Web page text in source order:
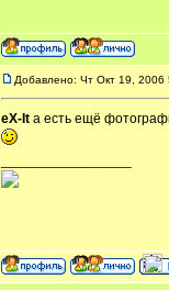
Добавлено: Чт Окт 19, 2006
eX-It а есть ещё